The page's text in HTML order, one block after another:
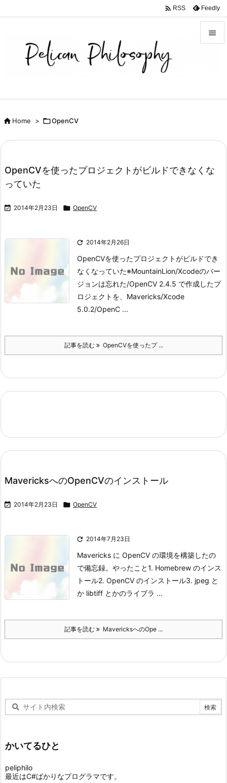

次へ
検索
 RSS Feedly
Home > OpenCV
OpenCVを使ったプロジェクトがビルドできなくな
っていた
 2014年2月23日  OpenCV
 2014年2月26日
OpenCVを使ったプロジェクトがビルドでき
なくなっていた※MountainLion/Xcodeのバー
ジョンは忘れた/OpenCV 2.4.5 で作成したプ
ロジェクトを、Mavericks/Xcode
5.0.2/OpenC ...
記事を読む OpenCVを使ったプ ...
MavericksへのOpenCVのインストール
 2014年2月23日  OpenCV
 2014年7月23日
Mavericks に OpenCV の環境を構築したの
で備忘録。 やったこと1. Homebrew のインス
トール2. OpenCV のインストール3. jpeg と
か libtiff とかのライブラ ...
記事を読む MavericksへのOpe ...
かいてるひと
peliphilo
最近はC#ばかりなプログラマです。